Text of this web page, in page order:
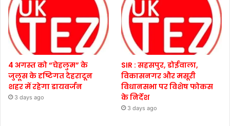
4 अगस्त को “चेहलुम” के
जुलूस के दृष्टिगत देहरादून
शहर में रहेगा डायवर्जन
3 days ago
SIR : सहसपुर, डोईवाला,
विकासनगर और मसूरी
विधानसभा पर विशेष फोकस
के निर्देश
3 days ago